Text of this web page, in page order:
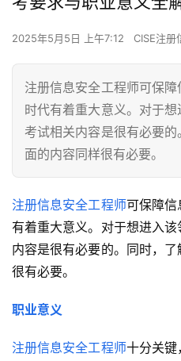
2025年5月5日 上午7:12 CISE注册
注册信息安全工程师可保
时代有着重大意义。对于
考试相关内容是很有必要
面的内容同样很有必要。
注册信息安全工程师可保障信
有着重大意义。对于想进入
内容是很有必要的。同时，
很有必要。
职业意义
注册信息安全工程师十分关键